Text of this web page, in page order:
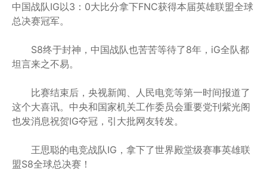
中国战队IG以3：0大比分拿下FNC获得本届英雄联盟全球
总决赛冠军。
S8终于封神，中国战队也苦苦等待了8年，iG全队都
坦言来之不易。
比赛结束后，央视新闻、人民电竞等第一时间报道了
这个大喜讯。中央和国家机关工作委员会重要党刊紫光阁
也发消息祝贺IG夺冠，引大批网友转发。
王思聪的电竞战队IG，拿下了世界殿堂级赛事英雄联
盟S8全球总决赛！